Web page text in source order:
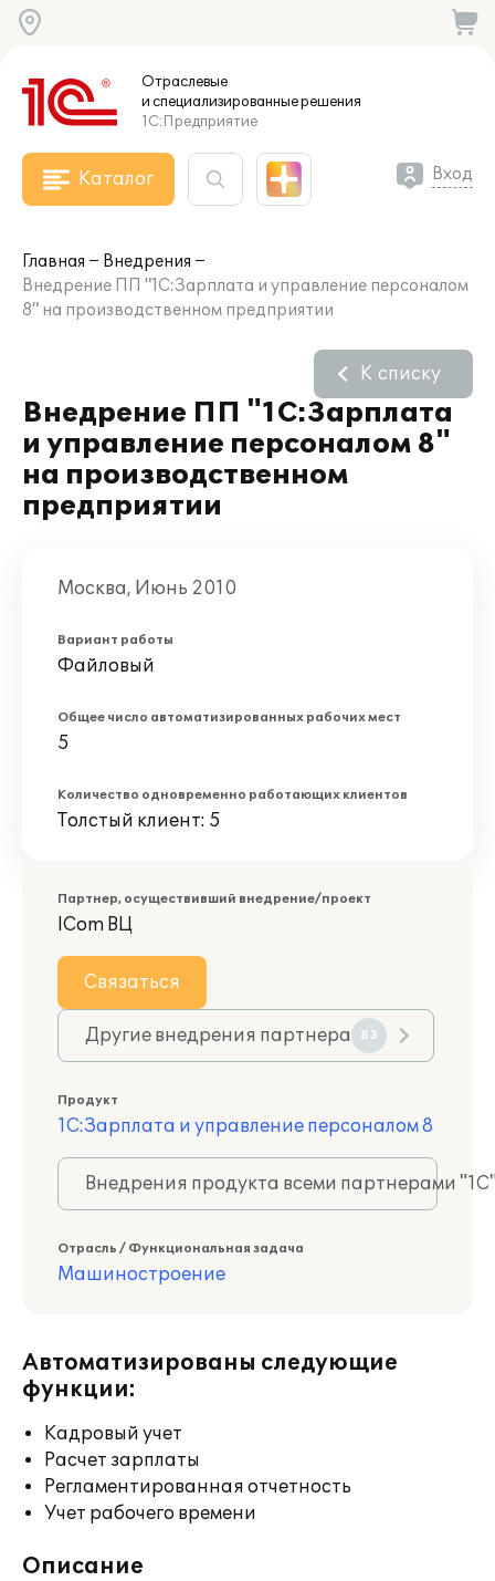
Отраслевые
и специализированныерешения
1С:Предприятие
Каталог Вход
Главная
Внедрения
Внедрение ПП "1С:Зарплата и управление персоналом
8" на производственном предприятии
Внедрение ПП "1С:Зарплата
и управление персоналом 8"
на производственном
предприятии
К списку
Москва, Июнь 2010
Вариант работы
Файловый
Общее число автоматизированных рабочих мест
5
Количество одновременно работающих клиентов
Толстый клиент: 5
Партнер, осуществивший внедрение/проект
ICom ВЦ
Связаться
Другие внедрения партнера 83
Продукт
1С:Зарплата и управление персоналом 8
Внедрения продукта всеми партнерами
Отрасль / Функциональная задача
Машиностроение
Автоматизированы следующие
функции:
Кадровый учет
Расчет зарплаты
Регламентированная отчетность
Учет рабочего времени
Описание